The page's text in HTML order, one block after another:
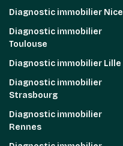
Diagnostic immobilier Nice
Diagnostic immobilier
Toulouse
Diagnostic immobilier Lille
Diagnostic immobilier
Strasbourg
Diagnostic immobilier
Rennes